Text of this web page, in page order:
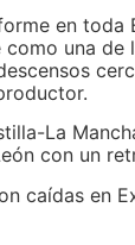
en toda
como una de
La
con un
caídas en